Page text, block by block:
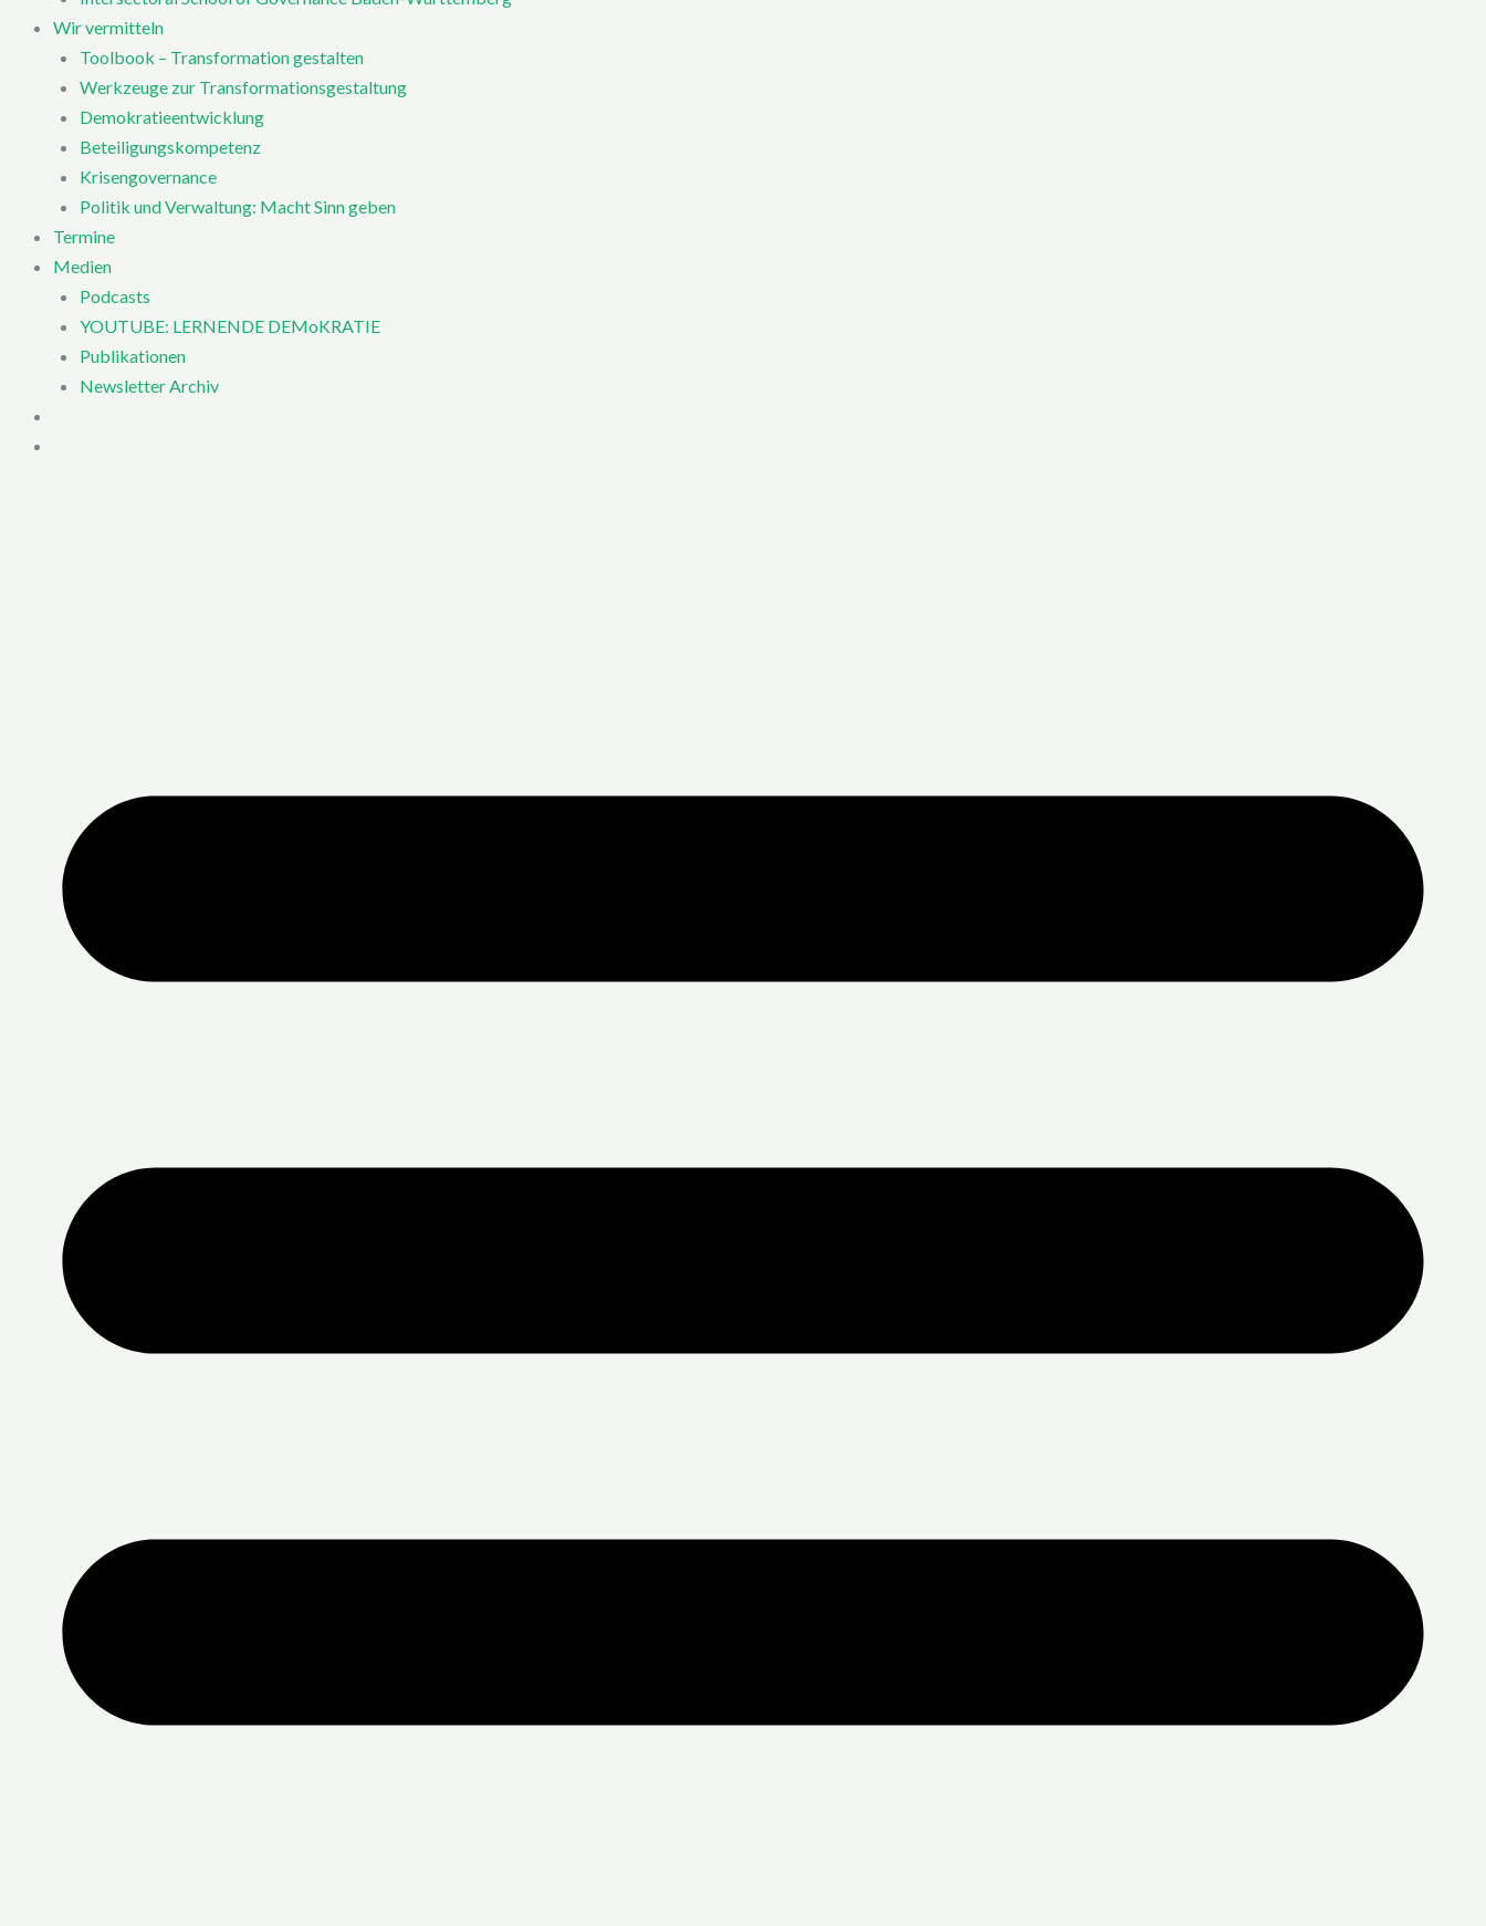
Wir vermitteln
Toolbook – Transformation gestalten
Werkzeuge zur Transformationsgestaltung
Demokratieentwicklung
Beteiligungskompetenz
Krisengovernance
Politik und Verwaltung: Macht Sinn geben
Termine
Medien
Podcasts
YOUTUBE: LERNENDE DEMoKRATIE
Publikationen
Newsletter Archiv